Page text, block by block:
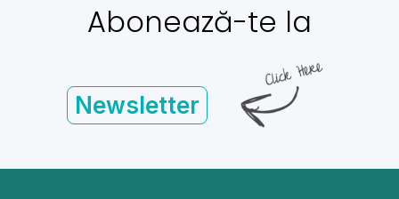
Abonează-te la
Newsletter